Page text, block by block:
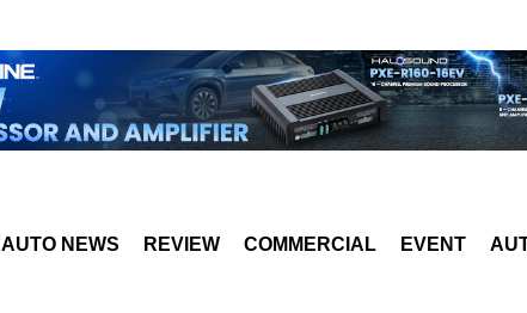
AUTO NEWS REVIEW COMMERCIAL EVENT